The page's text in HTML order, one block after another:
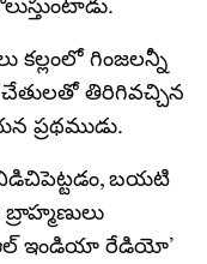
గింజలన్నీ
చేతులతో తిరిగివచ్చిన
ప్రథముడు.
బయటి
ఇండియా రేడియో’